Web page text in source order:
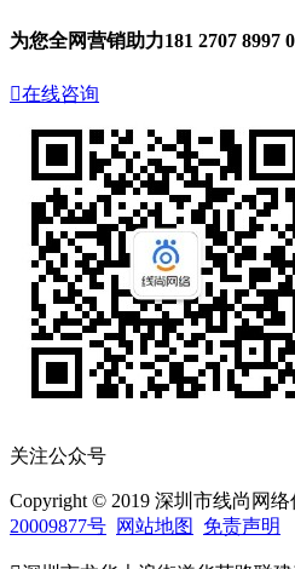
为您全网营销助力181 2707 8997
在线咨询
关注公众号
Copyright © 2019 深圳市线尚网
20009877号 网站地图 免责声明